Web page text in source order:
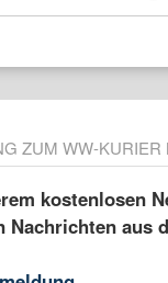
ZUM WW-KURIER
kostenlosen
Nachrichten aus